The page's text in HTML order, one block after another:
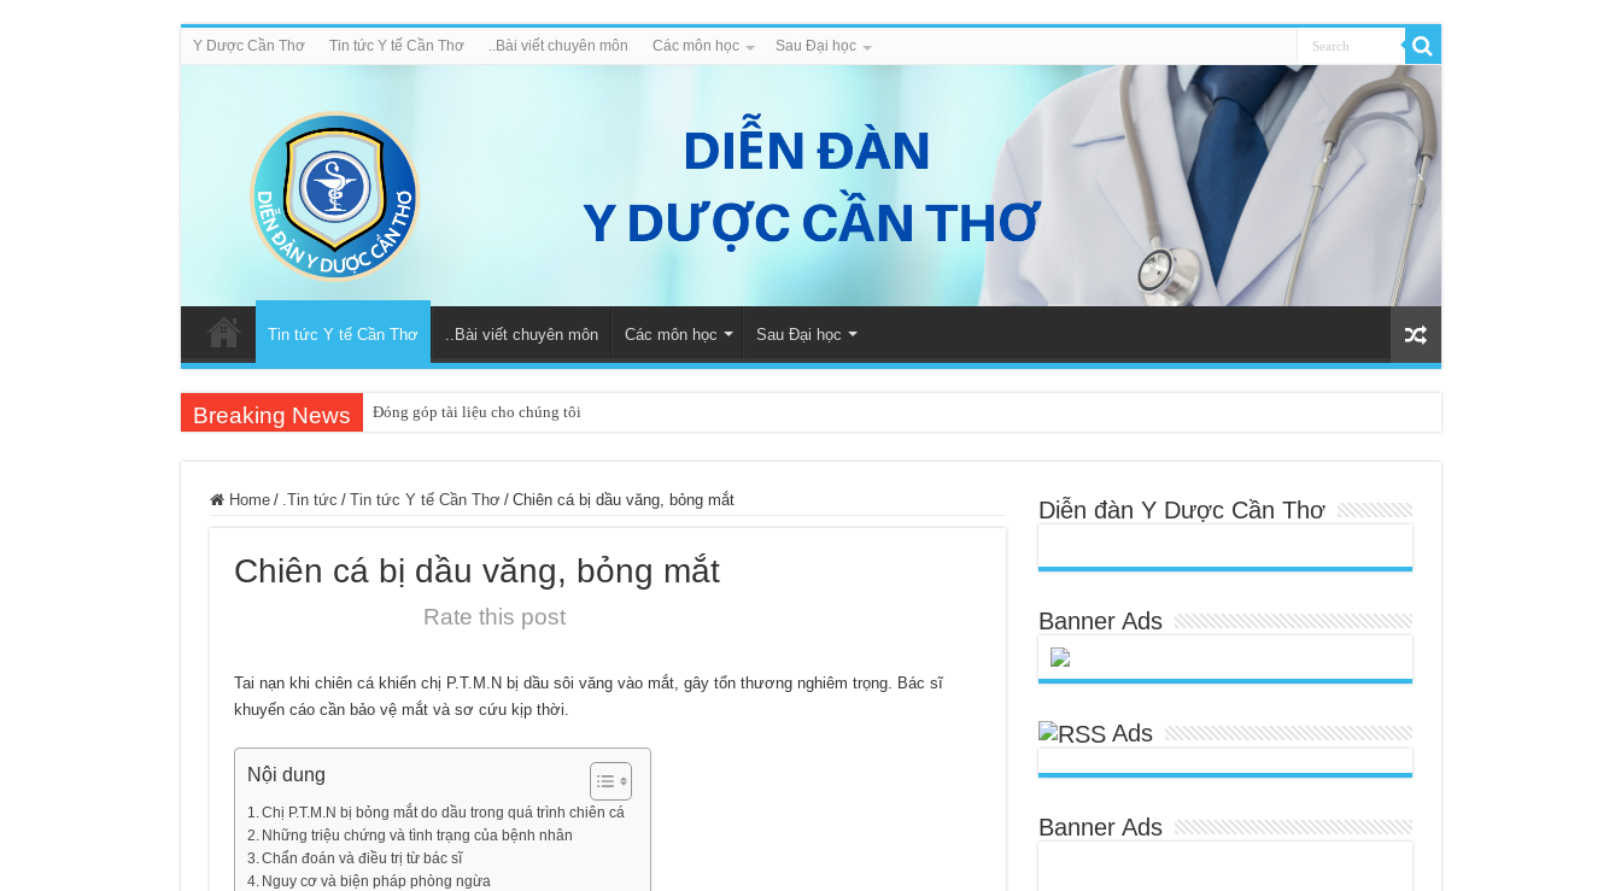
Y Dược Cần Thơ Tin tức Y tế Cần Thơ ..Bài viết chuyên môn Các môn học Sau Đại học
Tin tức Y tế Cần Thơ ..Bài viết chuyên môn Các môn học Sau Đại học
Breaking News Đóng góp tài liệu cho chúng tôi
Home / .Tin tức / Tin tức Y tế Cần Thơ / Chiên cá bị dầu văng, bỏng mắt
Chiên cá bị dầu văng, bỏng mắt
Rate this post
Tai nạn khi chiên cá khiến chị P.T.M.N bị dầu sôi văng vào mắt, gây tổn thương nghiêm trọng. Bác sĩ
khuyến cáo cần bảo vệ mắt và sơ cứu kịp thời.
Nội dung
Chị P.T.M.N bị bỏng mắt do dầu trong quá trình chiên cá
Những triệu chứng và tình trạng của bệnh nhân
Chẩn đoán và điều trị từ bác sĩ
Nguy cơ và biện pháp phòng ngừa
Diễn đàn Y Dược Cần Thơ
Banner Ads
Ads
Banner Ads